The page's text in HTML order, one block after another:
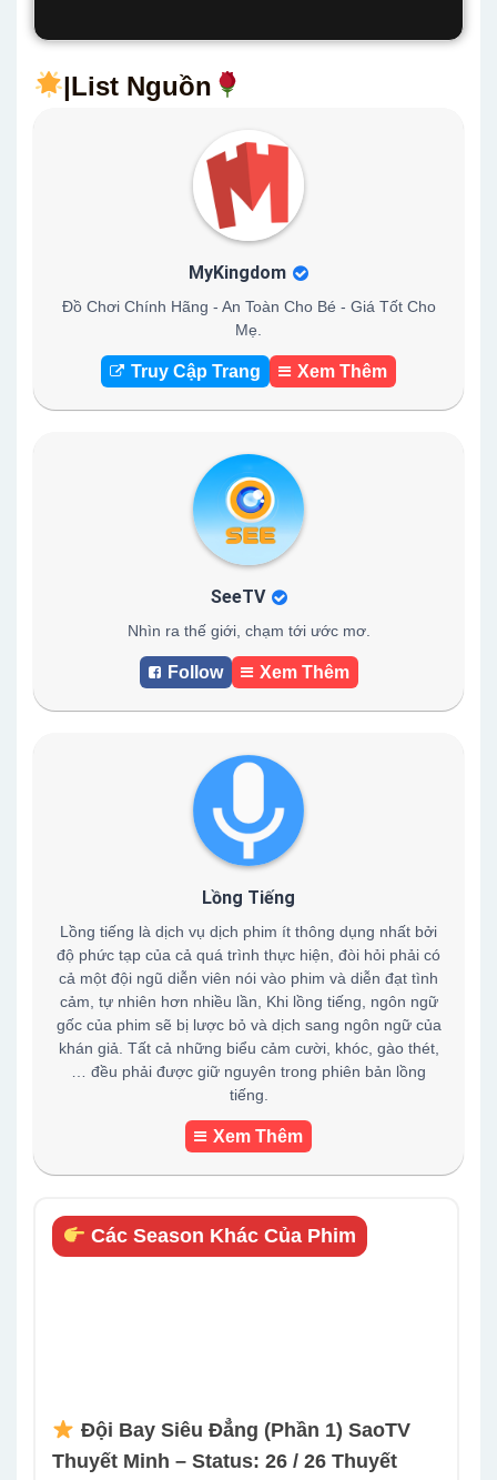
|List Nguồn
MyKingdom
Đồ Chơi Chính Hãng - An Toàn Cho Bé - Giá Tốt Cho
Mẹ.
Truy Cập Trang Xem Thêm
SeeTV
Nhìn ra thế giới, chạm tới ước mơ.
Follow Xem Thêm
Lồng Tiếng
Lồng tiếng là dịch vụ dịch phim ít thông dụng nhất bởi
độ phức tạp của cả quá trình thực hiện, đòi hỏi phải có
cả một đội ngũ diễn viên nói vào phim và diễn đạt tình
cảm, tự nhiên hơn nhiều lần, Khi lồng tiếng, ngôn ngữ
gốc của phim sẽ bị lược bỏ và dịch sang ngôn ngữ của
khán giả. Tất cả những biểu cảm cười, khóc, gào thét,
… đều phải được giữ nguyên trong phiên bản lồng
tiếng.
Xem Thêm
Các Season Khác Của Phim
Đội Bay Siêu Đẳng (Phần 1) SaoTV
Thuyết Minh – Status: 26 / 26 Thuyết